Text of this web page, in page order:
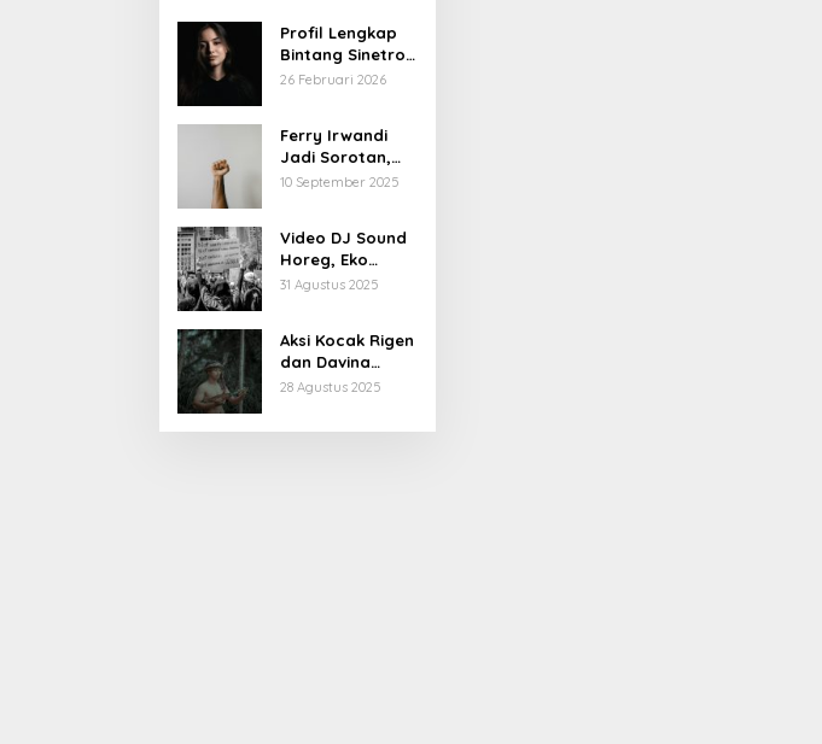
Profil Lengkap
Bintang Sinetron
Mencintai Ipar
26 Februari 2026
Ferry Irwandi
Jadi Sorotan,
Begini Latar
10 September 2025
Video DJ Sound
Horeg, Eko
Patrio Buka
31 Agustus 2025
Aksi Kocak Rigen
dan Davina
Karamoy di Film
28 Agustus 2025